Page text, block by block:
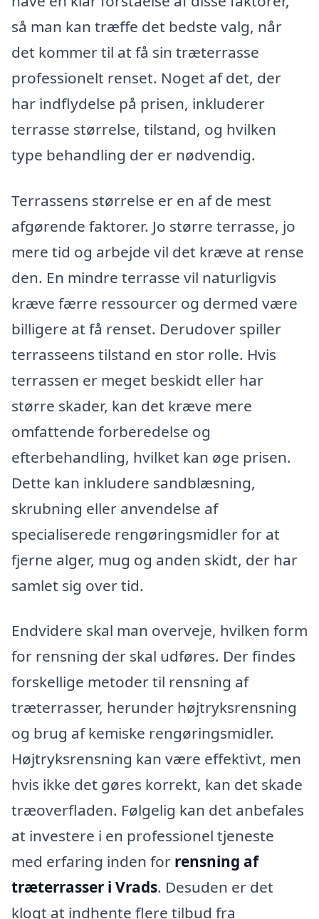
så man kan træffe det bedste valg, når
det kommer til at få sin træterrasse
professionelt renset. Noget af det, der
har indflydelse på prisen, inkluderer
terrasse størrelse, tilstand, og hvilken
type behandling der er nødvendig.
Terrassens størrelse er en af de mest
afgørende faktorer. Jo større terrasse, jo
mere tid og arbejde vil det kræve at rense
den. En mindre terrasse vil naturligvis
kræve færre ressourcer og dermed være
billigere at få renset. Derudover spiller
terrasseens tilstand en stor rolle. Hvis
terrassen er meget beskidt eller har
større skader, kan det kræve mere
omfattende forberedelse og
efterbehandling, hvilket kan øge prisen.
Dette kan inkludere sandblæsning,
skrubning eller anvendelse af
specialiserede rengøringsmidler for at
fjerne alger, mug og anden skidt, der har
samlet sig over tid.
Endvidere skal man overveje, hvilken form
for rensning der skal udføres. Der findes
forskellige metoder til rensning af
træterrasser, herunder højtryksrensning
og brug af kemiske rengøringsmidler.
Højtryksrensning kan være effektivt, men
hvis ikke det gøres korrekt, kan det skade
træoverfladen. Følgelig kan det anbefales
at investere i en professionel tjeneste
med erfaring inden for rensning af
træterrasser i Vrads. Desuden er det
klogt at indhente flere tilbud fra